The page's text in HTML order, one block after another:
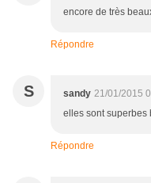
encore de très
Répondre
S sandy 21/01/2015
elles sont superbes
Répondre